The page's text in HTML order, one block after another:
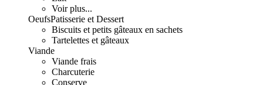
Voir plus...
OeufsPatisserie et Dessert
Biscuits et petits gâteaux en sachets
Tartelettes et gâteaux
Viande
Viande frais
Charcuterie
Conserve